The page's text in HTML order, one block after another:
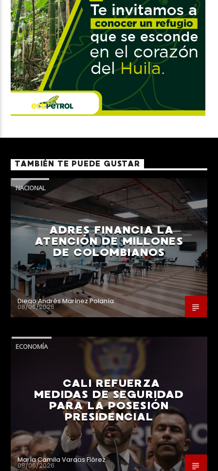
TAMBIÉN TE PUEDE GUSTAR
NACIONAL
ADRES FINANCIA LA
ATENCIÓN DE MILLONES
DE COLOMBIANOS
Diego Andrés Marínez Polanía
08/06/2026
ECONOMÍA
CALI REFUERZA
MEDIDAS DE SEGURIDAD
PARA LA POSESIÓN
PRESIDENCIAL
María Camila Vargas Flórez
08/06/2026